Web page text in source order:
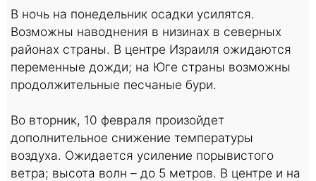
В ночь на понедельник осадки усилятся.
Возможны наводнения в низинах в северных
районах страны. В центре Израиля ожидаются
переменные дожди; на Юге страны возможны
продолжительные песчаные бури.
Во вторник, 10 февраля произойдет
дополнительное снижение температуры
воздуха. Ожидается усиление порывистого
ветра; высота волн – до 5 метров. В центре и на